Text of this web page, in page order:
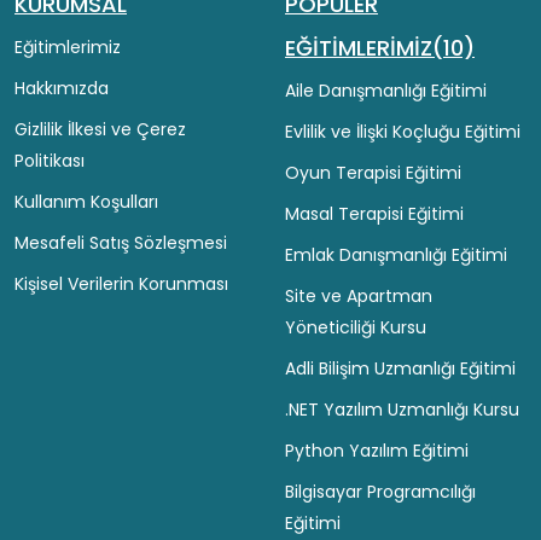
Eğitimlerimiz
Hakkımızda
Gizlilik İlkesi ve Çerez
Politikası
Kullanım Koşulları
Mesafeli Satış Sözleşmesi
Kişisel Verilerin Korunması
EĞİTİMLERİMİZ(10)
Aile Danışmanlığı Eğitimi
Evlilik ve İlişki Koçluğu Eğitimi
Oyun Terapisi Eğitimi
Masal Terapisi Eğitimi
Emlak Danışmanlığı Eğitimi
Site ve Apartman
Yöneticiliği Kursu
Adli Bilişim Uzmanlığı Eğitimi
.NET Yazılım Uzmanlığı Kursu
Python Yazılım Eğitimi
Bilgisayar Programcılığı
Eğitimi